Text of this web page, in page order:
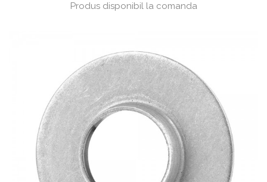
Produs disponibil la comanda